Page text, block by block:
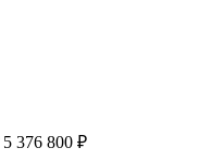
5 376 800 ₽